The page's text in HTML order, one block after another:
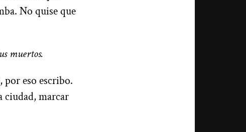
No quise que
muertos.
eso escribo.
ciudad, marcar